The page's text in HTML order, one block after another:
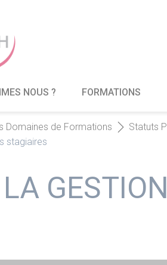
NOUS ? FORMATIONS
Domaines de Formations Statuts
stagiaires
LA